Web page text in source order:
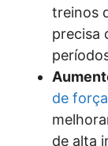
treinos
precisa
de força
de alta